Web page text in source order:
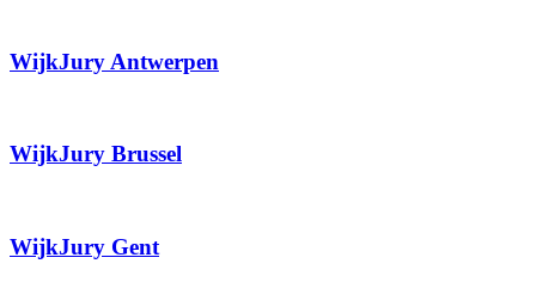
WijkJury Antwerpen
WijkJury Brussel
WijkJury Gent